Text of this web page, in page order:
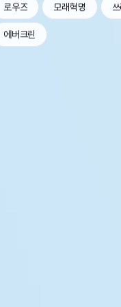
로우즈 모래혁명
에버크린